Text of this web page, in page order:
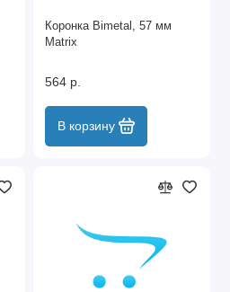
Коронка Bimetal, 57 мм
Matrix
564 р.
В корзину